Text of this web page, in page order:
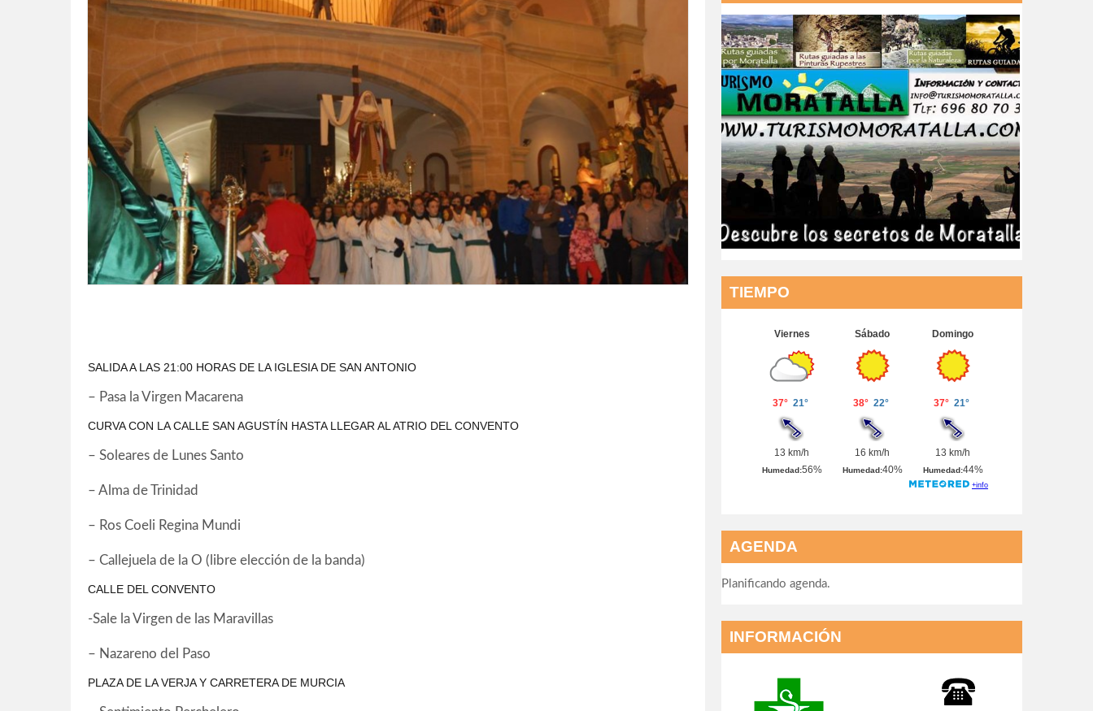
SALIDA A LAS 21:00 HORAS DE LA IGLESIA DE SAN ANTONIO
– Pasa la Virgen Macarena
CURVA CON LA CALLE SAN AGUSTÍN HASTA LLEGAR AL ATRIO DEL CONVENTO
– Soleares de Lunes Santo
– Alma de Trinidad
– Ros Coeli Regina Mundi
– Callejuela de la O (libre elección de la banda)
CALLE DEL CONVENTO
-Sale la Virgen de las Maravillas
– Nazareno del Paso
PLAZA DE LA VERJA Y CARRETERA DE MURCIA
TIEMPO
AGENDA
Planificando agenda.
INFORMACIÓN